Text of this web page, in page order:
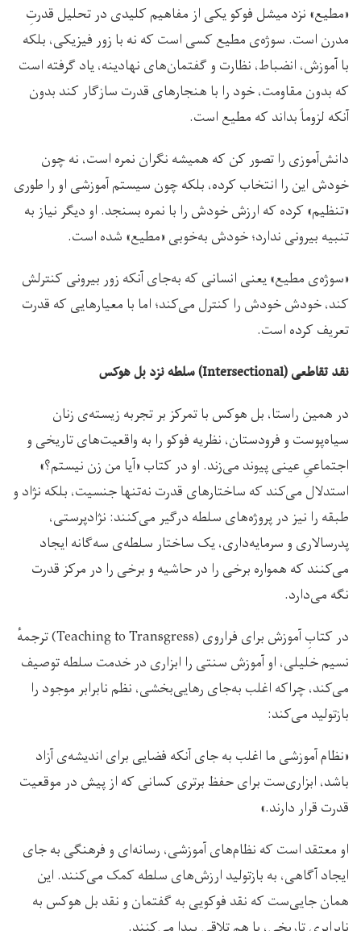
«مطیع» نزد میشل فوکو یکی از مفاهیم کلیدی در تحلیل قدرتِ
مدرن است. سوژه‌ی مطیع کسی است که نه با زور فیزیکی، بلکه
با آموزش، انضباط، نظارت و گفتمان‌های نهادینه، یاد گرفته است
که بدون مقاومت، خود را با هنجارهای قدرت سازگار کند بدون
آنکه لزوماً بداند که مطیع است.
دانش‌آموزی را تصور کن که همیشه نگران نمره است، نه چون
خودش این را انتخاب کرده، بلکه چون سیستم آموزشی او را طوری
«تنظیم» کرده که ارزش خودش را با نمره بسنجد. او دیگر نیاز به
تنبیه بیرونی ندارد؛ خودش به‌خوبی «مطیع» شده است.
«سوژه‌ی مطیع» یعنی انسانی که به‌جای آنکه زور بیرونی کنترلش
کند، خودش خودش را کنترل می‌کند؛ اما با معیارهایی که قدرت
تعریف کرده است.
نقد تقاطعی (Intersectional) سلطه نزد بل هوکس
در همین راستا، بل هوکس با تمرکز بر تجربه زیسته‌ی زنان
سیاه‌پوست و فرودستان، نظریه فوکو را به واقعیت‌های تاریخی و
اجتماعیِ عینی پیوند می‌زند. او در کتاب «آیا من زن نیستم؟»
استدلال می‌کند که ساختارهای قدرت نه‌تنها جنسیت، بلکه نژاد و
طبقه را نیز در پروژه‌های سلطه درگیر می‌کنند: نژادپرستی،
پدرسالاری و سرمایه‌داری، یک ساختار سلطه‌ی سه‌گانه ایجاد
می‌کنند که همواره برخی را در حاشیه و برخی را در مرکز قدرت
نگه می‌دارد.
در کتابِ آموزش برای فراروی (Teaching to Transgress) ترجمهٔ
نسیم خلیلی، او آموزش سنتی را ابزاری در خدمت سلطه توصیف
می‌کند، چراکه اغلب به‌جای رهایی‌بخشی، نظم نابرابر موجود را
بازتولید می‌کند:
«نظام آموزشی ما اغلب به جای آنکه فضایی برای اندیشه‌ی آزاد
باشد، ابزاری‌ست برای حفظ برتری کسانی که از پیش در موقعیت
قدرت قرار دارند.»
او معتقد است که نظام‌های آموزشی، رسانه‌ای و فرهنگی به جای
ایجاد آگاهی، به بازتولید ارزش‌های سلطه کمک می‌کنند. این
همان جایی‌ست که نقد فوکویی به گفتمان و نقد بل هوکس به